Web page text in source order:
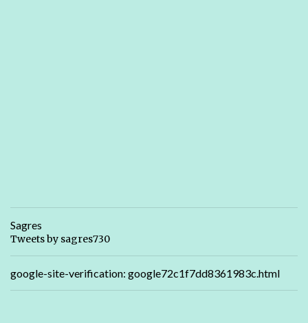
Sagres
Tweets by sagres730
google-site-verification: google72c1f7dd8361983c.html